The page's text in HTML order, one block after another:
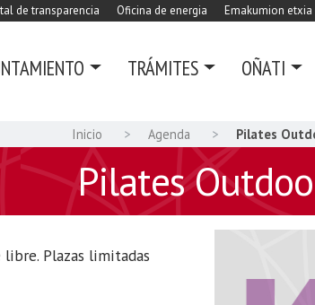
de transparencia Oficina de energia Emakumion etxia
TRÁMITES OÑATI
Inicio Agenda Pilates
Pilates
Plazas limitadas